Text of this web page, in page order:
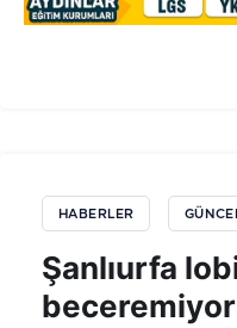
HABERLER
Şanlıurfa